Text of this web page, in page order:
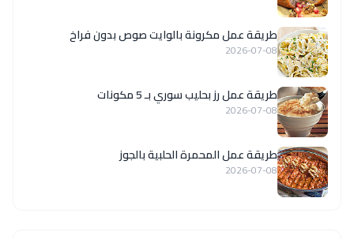
طريقة عمل مكرونة بالوايت صوص بدون فراخ
2026-07-08
طريقة عمل رز بحليب سوري بـ 5 مكونات
2026-07-08
طريقة عمل المحمرة الحلبية بالجوز
2026-07-08